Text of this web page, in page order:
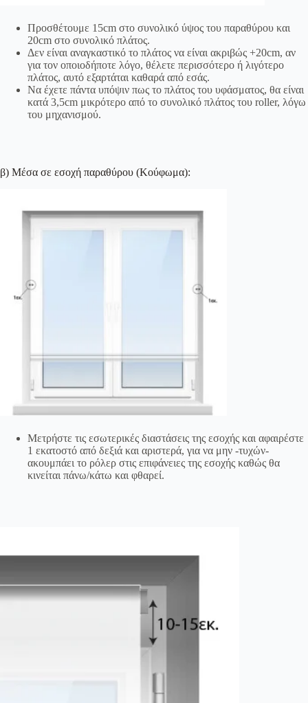
Προσθέτουμε 15cm στο συνολικό ύψος του παραθύρου και
20cm στο συνολικό πλάτος.
Δεν είναι αναγκαστικό το πλάτος να είναι ακριβώς +20cm, αν
για τον οποιοδήποτε λόγο, θέλετε περισσότερο ή λιγότερο
πλάτος, αυτό εξαρτάται καθαρά από εσάς.
Να έχετε πάντα υπόψιν πως το πλάτος του υφάσματος, θα είναι
κατά 3,5cm μικρότερο από το συνολικό πλάτος του roller, λόγω
του μηχανισμού.
β) Μέσα σε εσοχή παραθύρου (Κούφωμα):
Μετρήστε τις εσωτερικές διαστάσεις της εσοχής και αφαιρέστε
1 εκατοστό από δεξιά και αριστερά, για να μην -τυχών-
ακουμπάει το ρόλερ στις επιφάνειες της εσοχής καθώς θα
κινείται πάνω/κάτω και φθαρεί.